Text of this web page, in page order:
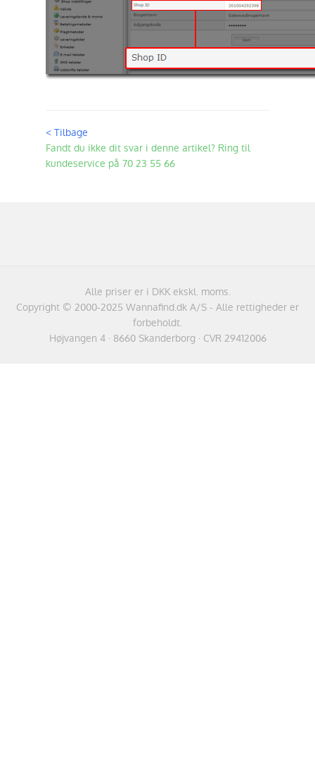
< Tilbage
Fandt du ikke dit svar i denne artikel? Ring til
kundeservice på 70 23 55 66
Alle priser er i DKK ekskl. moms.
Copyright © 2000-2025 Wannafind.dk A/S - Alle rettigheder er
forbeholdt.
Højvangen 4 · 8660 Skanderborg · CVR 29412006